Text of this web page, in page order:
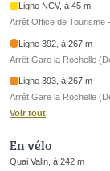
Ligne NCV, à 45 m
Arrêt Office de Tourisme
Ligne 392, à 267 m
Arrêt Gare la Rochelle
Ligne 393, à 267 m
Arrêt Gare la Rochelle
Voir tout
En vélo
Quai Valin, à 242 m